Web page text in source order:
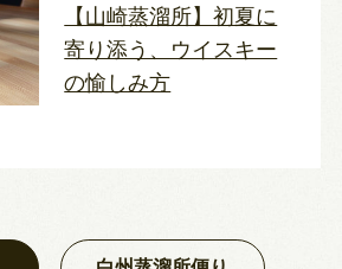
【山崎蒸溜所】初夏に
寄り添う、ウイスキー
の愉しみ方